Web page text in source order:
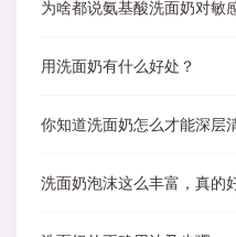
为啥都说氨基酸洗面奶对敏
用洗面奶有什么好处？
你知道洗面奶怎么才能深层
洗面奶泡沫这么丰富，真的